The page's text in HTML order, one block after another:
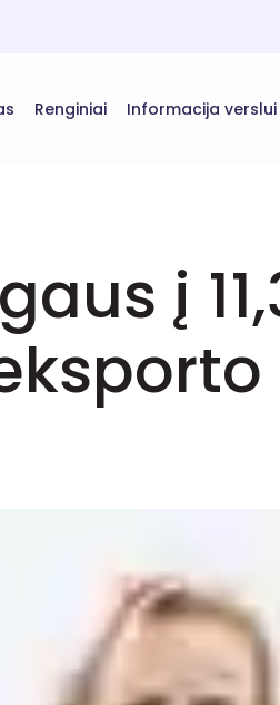
Renginiai Informacija verslui
į